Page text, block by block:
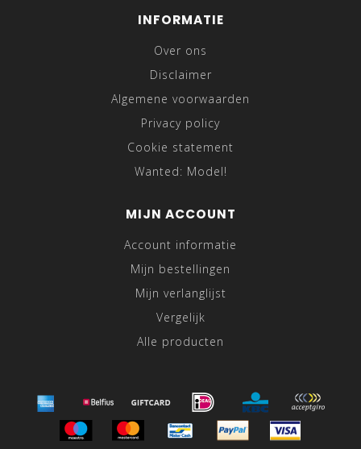
INFORMATIE
Over ons
Disclaimer
Algemene voorwaarden
Privacy policy
Cookie statement
Wanted: Model!
MIJN ACCOUNT
Account informatie
Mijn bestellingen
Mijn verlanglijst
Vergelijk
Alle producten